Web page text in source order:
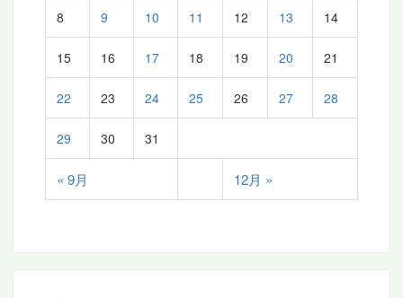
« 9月 12月 »
8 9 10 11 12 13 14
15 16 17 18 19 20 21
22 23 24 25 26 27 28
29 30 31